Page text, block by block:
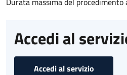
Accedi al
Accedi al servizio